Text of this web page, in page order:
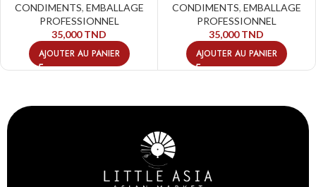
CONDIMENTS, EMBALLAGE
PROFESSIONNEL
35,000TND
AJOUTER AU PANIER
CONDIMENTS, EMBALLAGE
PROFESSIONNEL
35,000TND
AJOUTER AU PANIER